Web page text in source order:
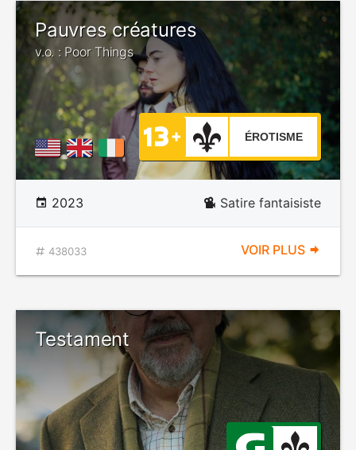
Pauvres créatures
v.o. : Poor Things
ÉROTISME
2023 Satire fantaisiste
438033 VOIR PLUS
Testament